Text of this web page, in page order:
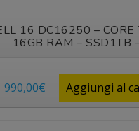
16 DC16250 –
16GB RAM – SSD1TB
990,00€ Aggiungi al